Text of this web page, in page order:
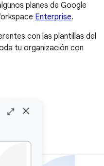
planes de Google
Enterprise.
con las plantillas del
tu organización con